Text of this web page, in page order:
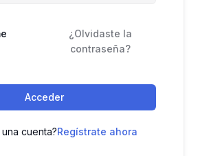
¿Olvidaste la
contraseña?
Acceder
cuenta?Regístrate ahora